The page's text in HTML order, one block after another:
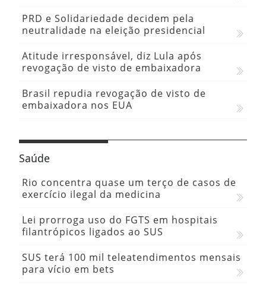
PRD e Solidariedade decidem pela
neutralidade na eleição presidencial
Atitude irresponsável, diz Lula após
revogação de visto de embaixadora
Brasil repudia revogação de visto de
embaixadora nos EUA
Saúde
Rio concentra quase um terço de casos de
exercício ilegal da medicina
Lei prorroga uso do FGTS em hospitais
filantrópicos ligados ao SUS
SUS terá 100 mil teleatendimentos mensais
para vício em bets